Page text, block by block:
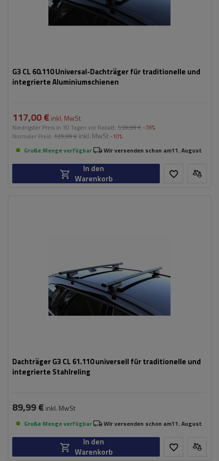
G3 CL 60.110 Universal-Dachträger für traditionelle und
integrierte Aluminiumschienen
117,00 € inkl. MwSt
Niedrigster Preis in 30 Tagen vor Rabatt: 539,99 € -78%
Normaler Preis: 129,99 € inkl. MwSt -10%
Große Menge verfügbar
Wir versenden schon am11. August
In den
Warenkorb
Dachträger G3 CL 61.110 universell für traditionelle und
integrierte Stahlreling
89,99 € inkl. MwSt
Große Menge verfügbar Wir versenden schon am11. August
In den
Warenkorb